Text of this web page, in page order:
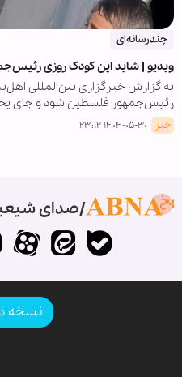
چندرسانه‌ای
ویدیو | شاید این کودک روزی
به گزارش خبرگزاری بین‌المللی
رئیس‌جمهور فلسطین شود و جای
خبر ۱۴۰۴-۰۵-۳۰ ۲۳:۱۲
صدای
نسخه